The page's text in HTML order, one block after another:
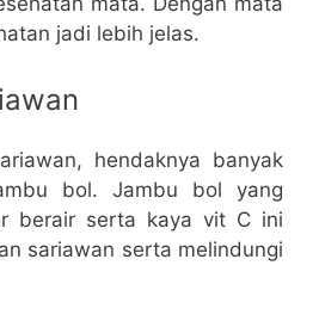
jadi lebih jelas.
hendaknya banyak
bol. Jambu bol yang
berair serta kaya vit C ini
sariawan serta melindungi